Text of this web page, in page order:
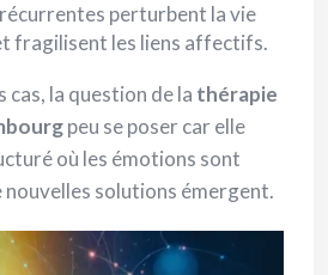
perturbent la vie
fragilisent les liens affectifs.
cas, la question de la thérapie
peu se poser car elle
où les émotions sont
nouvelles solutions émergent.